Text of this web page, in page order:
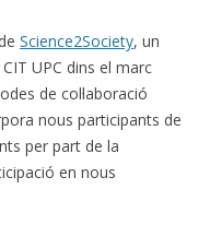
Science2Society, un
UPC dins el marc
de col·laboració
nous participants de
per part de la
en nous